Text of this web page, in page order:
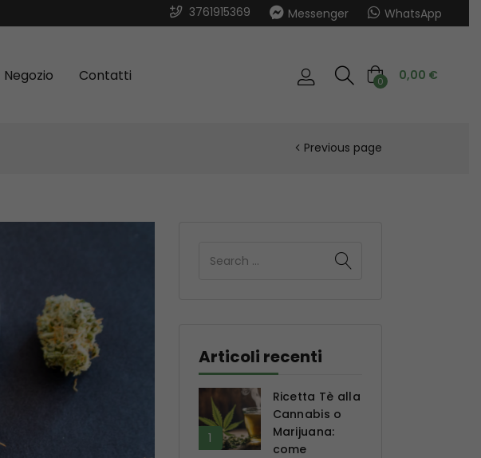
3761915369 Messenger WhatsApp
Negozio Contatti 0 0,00 €
Previous page
Articoli recenti
Ricetta Tè alla
Cannabis o
Marijuana:
come